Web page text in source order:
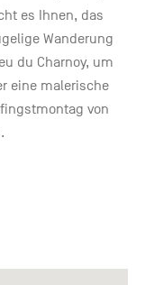
es Ihnen, das
Wanderung
du Charnoy, um
eine malerische
von